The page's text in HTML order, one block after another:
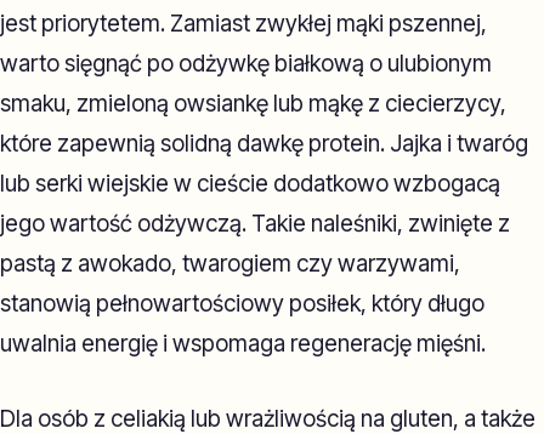
jest priorytetem. Zamiast zwykłej mąki pszennej,
warto sięgnąć po odżywkę białkową o ulubionym
smaku, zmieloną owsiankę lub mąkę z ciecierzycy,
które zapewnią solidną dawkę protein. Jajka i twaróg
lub serki wiejskie w cieście dodatkowo wzbogacą
jego wartość odżywczą. Takie naleśniki, zwinięte z
pastą z awokado, twarogiem czy warzywami,
stanowią pełnowartościowy posiłek, który długo
uwalnia energię i wspomaga regenerację mięśni.
Dla osób z celiakią lub wrażliwością na gluten, a także